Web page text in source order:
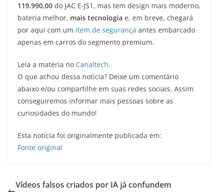
119.990,00 do JAC E-JS1, mas tem design mais moderno,
bateria melhor, mais tecnologia e, em breve, chegará
por aqui com um item de segurança antes embarcado
apenas em carros do segmento premium.
Leia a matéria no Canaltech.
O que achou dessa notícia? Deixe um comentário
abaixo e/ou compartilhe em suas redes sociais. Assim
conseguiremos informar mais pessoas sobre as
curiosidades do mundo!
Esta notícia foi originalmente publicada em:
Fonte original
Vídeos falsos criados por IA já confundem